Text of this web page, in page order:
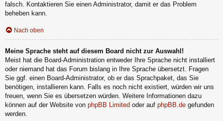
falsch. Kontaktieren Sie einen Administrator, damit er das Problem
beheben kann.
Nach oben
Meine Sprache steht auf diesem Board nicht zur Auswahl!
Meist hat die Board-Administration entweder Ihre Sprache nicht installiert
oder niemand hat das Forum bislang in Ihre Sprache übersetzt. Fragen
Sie ggf. einen Board-Administrator, ob er das Sprachpaket, das Sie
benötigen, installieren kann. Falls es noch nicht existiert, würden wir uns
freuen, wenn Sie es übersetzen würden. Weitere Informationen dazu
können auf der Website von phpBB Limited oder auf phpBB.de gefunden
werden.